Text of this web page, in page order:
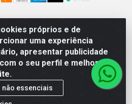
próprios e de
uma experiência
apresentar publicidade
o seu perfil e melhorar a
não essenciais
DE PRODUTOS ALIMENTICIOS
721 PENHA CIRCULAR/RJ -
0001-03